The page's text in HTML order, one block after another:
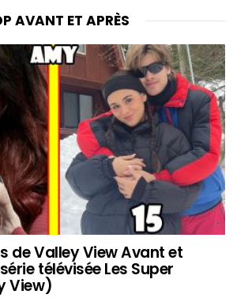
AVANT ET APRÈS
de Valley View Avant et
télévisée Les Super
View)